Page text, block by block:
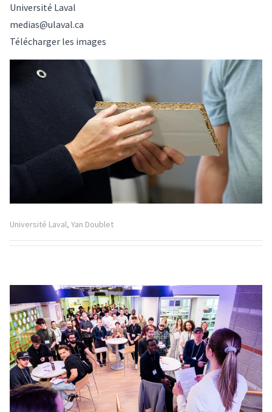
Université Laval
medias@ulaval.ca
Télécharger les images
Université Laval, Yan Doublet